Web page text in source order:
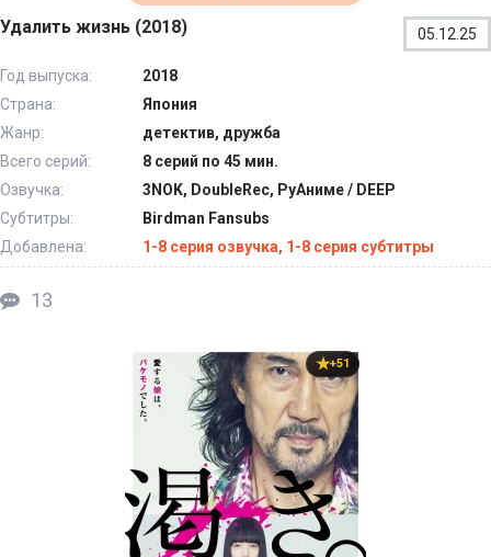
Удалить жизнь (2018) 05.12.25
Год выпуска:
2018
Страна:
Япония
Жанр:
детектив, дружба
Всего серий:
8 серий по 45 мин.
Озвучка:
3NOK, DoubleRec, РуАниме / DEEP
Субтитры:
Birdman Fansubs
Добавлена:
1-8 серия озвучка, 1-8 серия субтитры
13
+51